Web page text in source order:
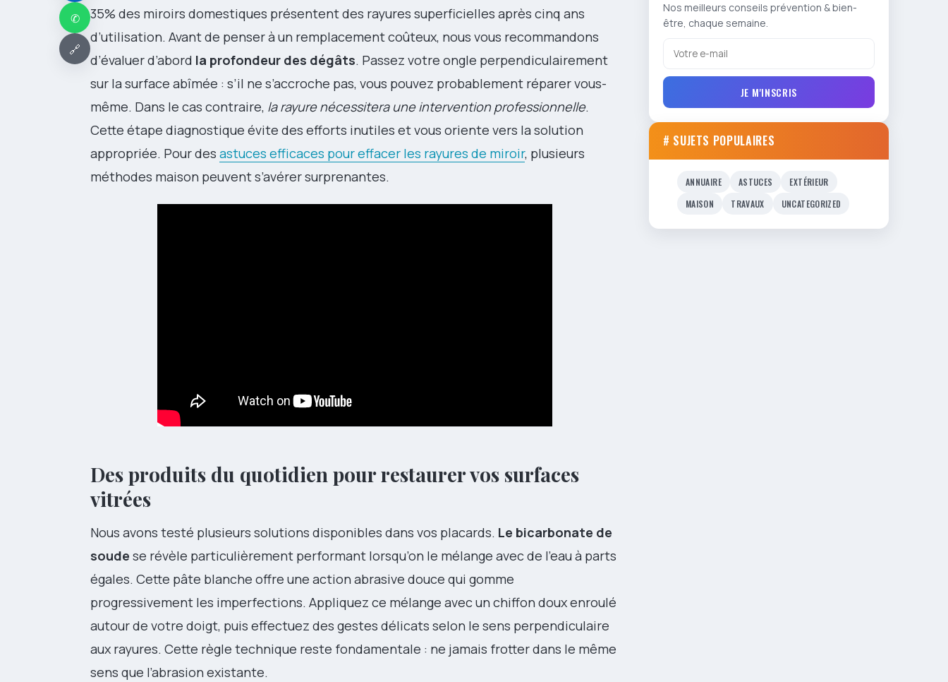
✆
🔗
35% des miroirs domestiques présentent des rayures superficielles après cinq ans
d’utilisation. Avant de penser à un remplacement coûteux, nous vous recommandons
d’évaluer d’abord la profondeur des dégâts. Passez votre ongle perpendiculairement
sur la surface abîmée : s’il ne s’accroche pas, vous pouvez probablement réparer vous-
même. Dans le cas contraire, la rayure nécessitera une intervention professionnelle.
Cette étape diagnostique évite des efforts inutiles et vous oriente vers la solution
appropriée. Pour des astuces efficaces pour effacer les rayures de miroir, plusieurs
méthodes maison peuvent s’avérer surprenantes.
Des produits du quotidien pour restaurer vos surfaces
vitrées
Nous avons testé plusieurs solutions disponibles dans vos placards. Le bicarbonate de
soude se révèle particulièrement performant lorsqu’on le mélange avec de l’eau à parts
égales. Cette pâte blanche offre une action abrasive douce qui gomme
progressivement les imperfections. Appliquez ce mélange avec un chiffon doux enroulé
autour de votre doigt, puis effectuez des gestes délicats selon le sens perpendiculaire
aux rayures. Cette règle technique reste fondamentale : ne jamais frotter dans le même
sens que l’abrasion existante.
Nos meilleurs conseils prévention & bien-
être, chaque semaine.
JE M'INSCRIS
# SUJETS POPULAIRES
ANNUAIRE ASTUCES
EXTÉRIEUR
MAISON
TRAVAUX UNCATEGORIZED